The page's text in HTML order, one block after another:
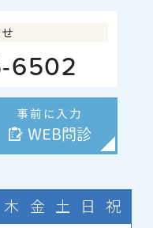
6502
事前に入力
WEB問診
木 金 土 日 祝